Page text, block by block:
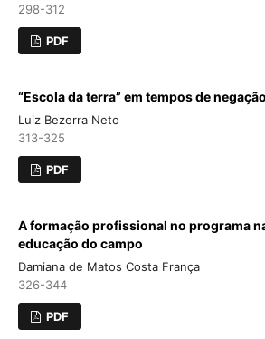
298-312
PDF
“Escola da terra” em tempos de
Luiz Bezerra Neto
313-325
PDF
A formação profissional no programa
educação do campo
Damiana de Matos Costa França
326-344
PDF